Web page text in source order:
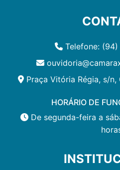
Telefone:
Praça Vitória Régia, s/n,
HORÁRIO DE
De segunda-feira a